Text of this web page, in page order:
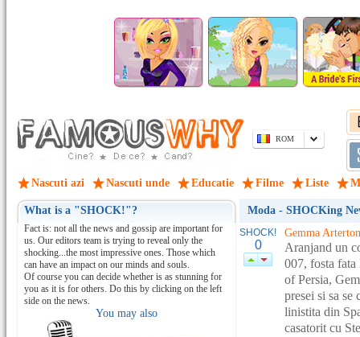
ROM
Nascuti azi Nascuti unde Educatie Filme Liste
What is a "SHOCK!"?
Fact is: not all the news and gossip are important for
us. Our editors team is trying to reveal only the
shocking...the most impressive ones. Those which
can have an impact on our minds and souls.
Of course you can decide whether is as stunning for
you as it is for others. Do this by clicking on the left
side on the news.
You may also
Moda - SHOCKing
SHOCK!
0
Gemma
Aranjand un
007, fosta
of Persia,
presei si sa se
linistita din
casatorit cu